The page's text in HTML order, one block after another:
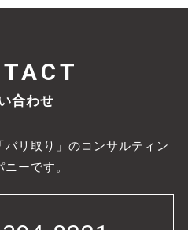
合わせ
リ取り」のコンサルティン
ーです。